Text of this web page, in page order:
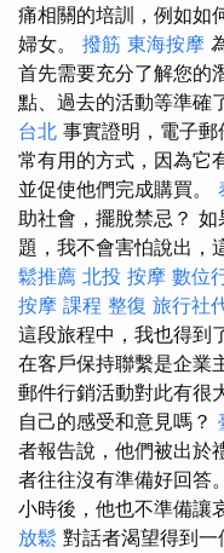
痛相關的培訓，例如如
婦女。 撥筋 東海按摩
首先需要充分了解您的
點、過去的活動等準確
台北 事實證明，電子
常有用的方式，因為它
並促使他們完成購買。
助社會，擺脫禁忌？
題，我不會害怕說出，
鬆推薦 北投 按摩 數位
按摩 課程 整復 旅行社
這段旅程中，我也得到
在客戶保持聯繫是企業
郵件行銷活動對此有很
自己的感受和意見嗎？
者報告說，他們被出於
者往往沒有準備好回答。
小時後，他也不準備讓
放鬆 對話者渴望得到